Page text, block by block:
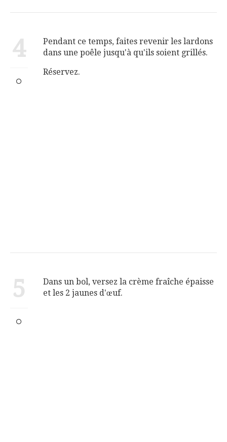
4
Pendant ce temps, faites revenir les lardons
dans une poêle jusqu'à qu'ils soient grillés.
Réservez.
5
Dans un bol, versez la crème fraîche épaisse
et les 2 jaunes d'œuf.